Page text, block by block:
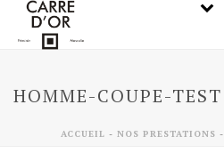
HOMME-COUPE-TEST
ACCUEIL - NOS PRESTATIONS -